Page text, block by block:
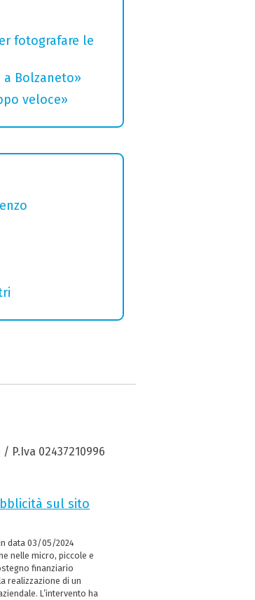
fotografare le
a Bolzaneto»
veloce»
P.Iva 02437210996
sul sito
in data 03/05/2024
nelle micro, piccole e
finanziario
realizzazione di un
L’intervento ha